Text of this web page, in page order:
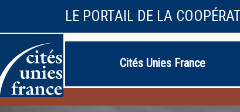
LE PORTAIL DE LA
Cités Unies France